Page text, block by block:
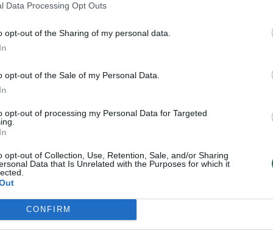
Data Processing Opt Outs
opt-out of the Sharing of my personal data.
opt-out of the Sale of my Personal Data.
opt-out of processing my Personal Data for Targeted
opt-out of Collection, Use, Retention, Sale, and/or Sharing
Data that Is Unrelated with the Purposes for which it
CONFIRM
K. Prunskienės brolis prisiminė jaudinančią
akimirką prieš mirtį: „Tai buvo simbolinis
festivalio Vilniuje: atskleidė populiariausią
Žinios | Lietuvos diena